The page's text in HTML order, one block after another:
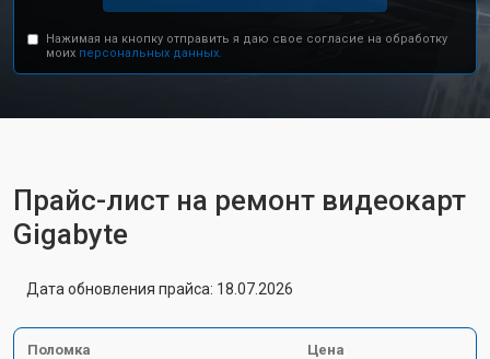
Нажимая на кнопку отправить я даю свое согласие на обработку
моих персональных данных.
Прайс-лист на ремонт видеокарт
Gigabyte
Дата обновления прайса: 18.07.2026
Поломка Цена